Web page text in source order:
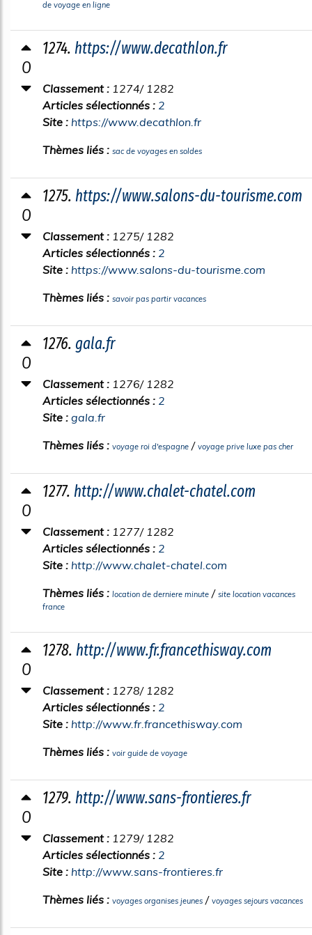
de voyage en ligne
0
1274. https://www.decathlon.fr
Classement : 1274/ 1282
Articles sélectionnés : 2
Site : https://www.decathlon.fr
Thèmes liés : sac de voyages en soldes
0
1275. https://www.salons-du-tourisme.com
Classement : 1275/ 1282
Articles sélectionnés : 2
Site : https://www.salons-du-tourisme.com
Thèmes liés : savoir pas partir vacances
0
1276. gala.fr
Classement : 1276/ 1282
Articles sélectionnés : 2
Site : gala.fr
Thèmes liés : voyage roi d'espagne / voyage prive luxe pas cher
0
1277. http://www.chalet-chatel.com
Classement : 1277/ 1282
Articles sélectionnés : 2
Site : http://www.chalet-chatel.com
Thèmes liés : location de derniere minute / site location vacances
france
0
1278. http://www.fr.francethisway.com
Classement : 1278/ 1282
Articles sélectionnés : 2
Site : http://www.fr.francethisway.com
Thèmes liés : voir guide de voyage
0
1279. http://www.sans-frontieres.fr
Classement : 1279/ 1282
Articles sélectionnés : 2
Site : http://www.sans-frontieres.fr
Thèmes liés : voyages organises jeunes / voyages sejours vacances